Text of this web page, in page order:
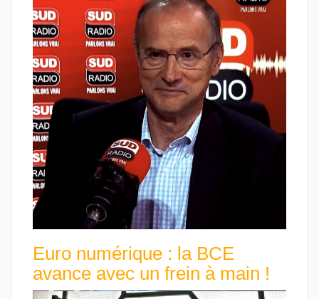
Euro numérique : la BCE
avance avec un frein à main !